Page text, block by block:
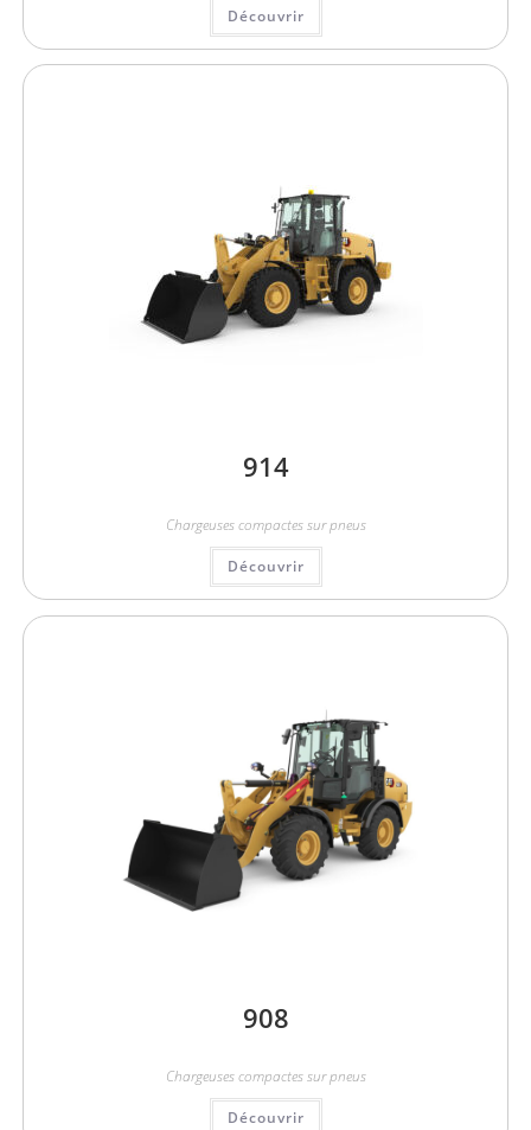
Découvrir
914
Chargeuses compactes sur pneus
Découvrir
908
Chargeuses compactes sur pneus
Découvrir